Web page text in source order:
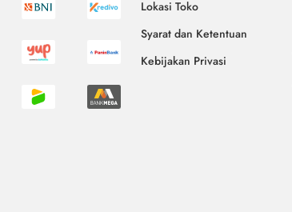
Lokasi Toko
Syarat dan Ketentuan
Kebijakan Privasi